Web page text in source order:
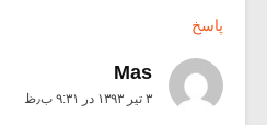
پاسخ
Mas
۳ تیر ۱۳۹۳ در ۹:۳۱ ب٫ظ